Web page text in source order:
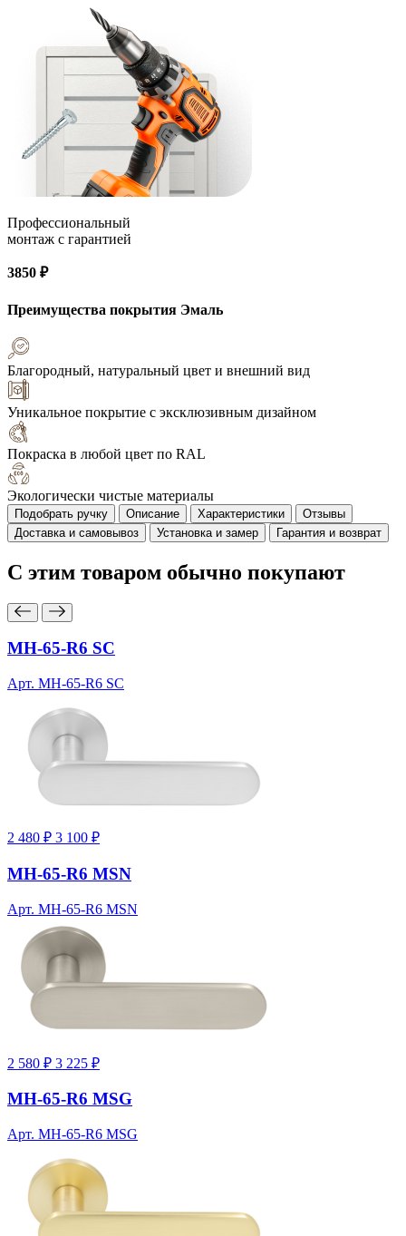
Профессиональный
монтаж с гарантией
3850 ₽
Преимущества покрытия Эмаль
Благородный, натуральный цвет и внешний вид
Уникальное покрытие с эксклюзивным дизайном
Покраска в любой цвет по RAL
Экологически чистые материалы
Подобрать ручку Описание Характеристики
Отзывы
Доставка и самовывоз
Установка и замер Гарантия и возврат
С этим товаром обычно покупают
MH-65-R6 SC
Арт. MH-65-R6 SC
2 480 ₽ 3 100 ₽
MH-65-R6 MSN
Арт. MH-65-R6 MSN
2 580 ₽ 3 225 ₽
MH-65-R6 MSG
Арт. MH-65-R6 MSG